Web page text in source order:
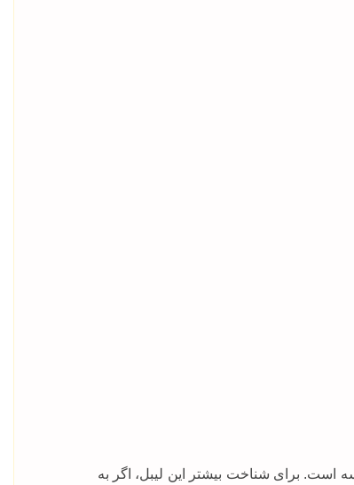
برای شناخت بیشتر این لیبل، اگر به